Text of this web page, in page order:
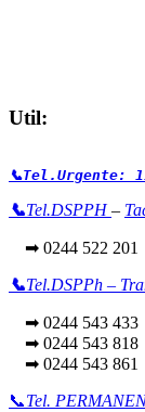
Util:
📞Tel.Urgente:
📞Tel.DSPPH–
➡ 0244 522 201
📞Tel.DSPPh –
➡ 0244 543 433
➡ 0244 543 818
➡ 0244 543 861
📞Tel.